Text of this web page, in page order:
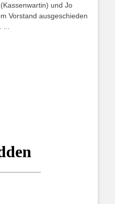
und Jo
Vorstand ausgeschieden